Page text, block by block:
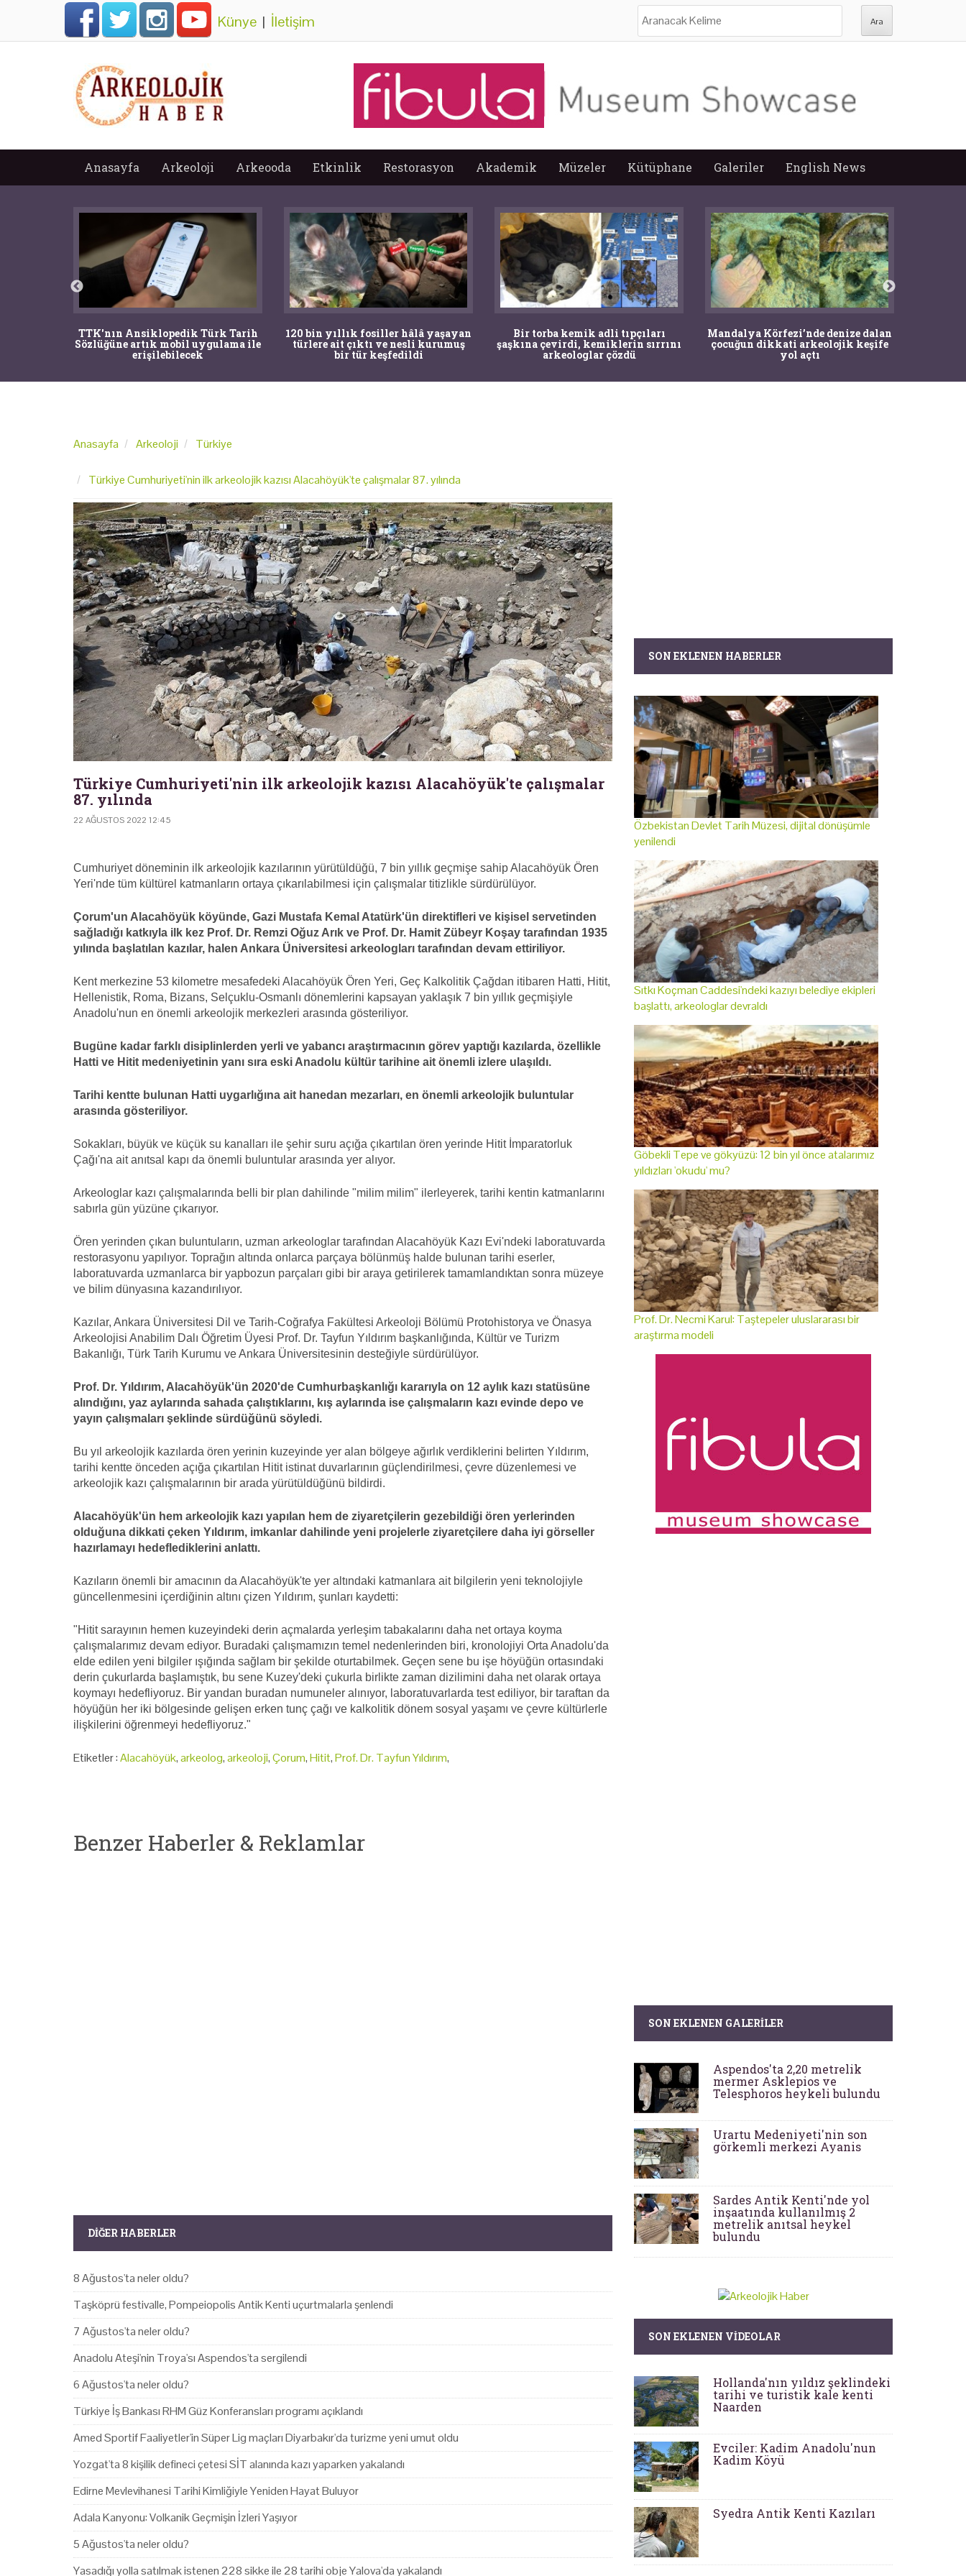
Künye | İletişim
Anasayfa Arkeoloji Arkeooda Etkinlik Restorasyon Akademik Müzeler Kütüphane Galeriler English News
TTK'nın Ansiklopedik Türk Tarih
Sözlüğüne artık mobil uygulama ile
erişilebilecek
120 bin yıllık fosiller hâlâ yaşayan
türlere ait çıktı ve nesli kurumuş
bir tür keşfedildi
Bir torba kemik adli tıpçıları
şaşkına çevirdi, kemiklerin sırrını
arkeologlar çözdü
Mandalya Körfezi’nde denize dalan
çocuğun dikkati arkeolojik keşife
yol açtı
Anasayfa Arkeoloji Türkiye
Türkiye Cumhuriyeti'nin ilk arkeolojik kazısı Alacahöyük'te çalışmalar 87. yılında
Türkiye Cumhuriyeti'nin ilk arkeolojik kazısı Alacahöyük'te çalışmalar
87. yılında
22 AĞUSTOS 2022 12:45
Cumhuriyet döneminin ilk arkeolojik kazılarının yürütüldüğü, 7 bin yıllık geçmişe sahip Alacahöyük Ören
Yeri'nde tüm kültürel katmanların ortaya çıkarılabilmesi için çalışmalar titizlikle sürdürülüyor.
Çorum'un Alacahöyük köyünde, Gazi Mustafa Kemal Atatürk'ün direktifleri ve kişisel servetinden
sağladığı katkıyla ilk kez Prof. Dr. Remzi Oğuz Arık ve Prof. Dr. Hamit Zübeyr Koşay tarafından 1935
yılında başlatılan kazılar, halen Ankara Üniversitesi arkeologları tarafından devam ettiriliyor.
Kent merkezine 53 kilometre mesafedeki Alacahöyük Ören Yeri, Geç Kalkolitik Çağdan itibaren Hatti, Hitit,
Hellenistik, Roma, Bizans, Selçuklu-Osmanlı dönemlerini kapsayan yaklaşık 7 bin yıllık geçmişiyle
Anadolu'nun en önemli arkeolojik merkezleri arasında gösteriliyor.
Bugüne kadar farklı disiplinlerden yerli ve yabancı araştırmacının görev yaptığı kazılarda, özellikle
Hatti ve Hitit medeniyetinin yanı sıra eski Anadolu kültür tarihine ait önemli izlere ulaşıldı.
Tarihi kentte bulunan Hatti uygarlığına ait hanedan mezarları, en önemli arkeolojik buluntular
arasında gösteriliyor.
Sokakları, büyük ve küçük su kanalları ile şehir suru açığa çıkartılan ören yerinde Hitit İmparatorluk
Çağı'na ait anıtsal kapı da önemli buluntular arasında yer alıyor.
Arkeologlar kazı çalışmalarında belli bir plan dahilinde "milim milim" ilerleyerek, tarihi kentin katmanlarını
sabırla gün yüzüne çıkarıyor.
Ören yerinden çıkan buluntuların, uzman arkeologlar tarafından Alacahöyük Kazı Evi'ndeki laboratuvarda
restorasyonu yapılıyor. Toprağın altında onlarca parçaya bölünmüş halde bulunan tarihi eserler,
laboratuvarda uzmanlarca bir yapbozun parçaları gibi bir araya getirilerek tamamlandıktan sonra müzeye
ve bilim dünyasına kazandırılıyor.
Kazılar, Ankara Üniversitesi Dil ve Tarih-Coğrafya Fakültesi Arkeoloji Bölümü Protohistorya ve Önasya
Arkeolojisi Anabilim Dalı Öğretim Üyesi Prof. Dr. Tayfun Yıldırım başkanlığında, Kültür ve Turizm
Bakanlığı, Türk Tarih Kurumu ve Ankara Üniversitesinin desteğiyle sürdürülüyor.
Prof. Dr. Yıldırım, Alacahöyük'ün 2020'de Cumhurbaşkanlığı kararıyla on 12 aylık kazı statüsüne
alındığını, yaz aylarında sahada çalıştıklarını, kış aylarında ise çalışmaların kazı evinde depo ve
yayın çalışmaları şeklinde sürdüğünü söyledi.
Bu yıl arkeolojik kazılarda ören yerinin kuzeyinde yer alan bölgeye ağırlık verdiklerini belirten Yıldırım,
tarihi kentte önceden açığa çıkartılan Hitit istinat duvarlarının güçlendirilmesi, çevre düzenlemesi ve
arkeolojik kazı çalışmalarının bir arada yürütüldüğünü bildirdi.
Alacahöyük'ün hem arkeolojik kazı yapılan hem de ziyaretçilerin gezebildiği ören yerlerinden
olduğuna dikkati çeken Yıldırım, imkanlar dahilinde yeni projelerle ziyaretçilere daha iyi görseller
hazırlamayı hedeflediklerini anlattı.
Kazıların önemli bir amacının da Alacahöyük'te yer altındaki katmanlara ait bilgilerin yeni teknolojiyle
güncellenmesini içerdiğinin altını çizen Yıldırım, şunları kaydetti:
"Hitit sarayının hemen kuzeyindeki derin açmalarda yerleşim tabakalarını daha net ortaya koyma
çalışmalarımız devam ediyor. Buradaki çalışmamızın temel nedenlerinden biri, kronolojiyi Orta Anadolu'da
elde edilen yeni bilgiler ışığında sağlam bir şekilde oturtabilmek. Geçen sene bu işe höyüğün ortasındaki
derin çukurlarda başlamıştık, bu sene Kuzey'deki çukurla birlikte zaman dizilimini daha net olarak ortaya
koymayı hedefliyoruz. Bir yandan buradan numuneler alınıyor, laboratuvarlarda test ediliyor, bir taraftan da
höyüğün her iki bölgesinde gelişen erken tunç çağı ve kalkolitik dönem sosyal yaşamı ve çevre kültürlerle
ilişkilerini öğrenmeyi hedefliyoruz."
Etiketler :Alacahöyük,arkeolog,arkeoloji,Çorum,Hitit,Prof. Dr. Tayfun Yıldırım,
Benzer Haberler & Reklamlar
DIĞER HABERLER
8 Ağustos'ta neler oldu?
Taşköprü festivalle, Pompeiopolis Antik Kenti uçurtmalarla şenlendi
7 Ağustos'ta neler oldu?
Anadolu Ateşi'nin Troya'sı Aspendos'ta sergilendi
6 Ağustos'ta neler oldu?
Türkiye İş Bankası RHM Güz Konferansları programı açıklandı
Amed Sportif Faaliyetler'in Süper Lig maçları Diyarbakır'da turizme yeni umut oldu
Yozgat'ta 8 kişilik defineci çetesi SİT alanında kazı yaparken yakalandı
Edirne Mevlevihanesi Tarihi Kimliğiyle Yeniden Hayat Buluyor
Adala Kanyonu: Volkanik Geçmişin İzleri Yaşıyor
5 Ağustos'ta neler oldu?
Yasadığı yolla satılmak istenen 228 sikke ile 28 tarihi obje Yalova'da yakalandı
SON EKLENEN HABERLER
Özbekistan Devlet Tarih Müzesi, dijital dönüşümle
yenilendi
Sıtkı Koçman Caddesi'ndeki kazıyı belediye ekipleri
başlattı, arkeologlar devraldı
Göbekli Tepe ve gökyüzü: 12 bin yıl önce atalarımız
yıldızları 'okudu' mu?
Prof. Dr. Necmi Karul: Taştepeler uluslararası bir
araştırma modeli
SON EKLENEN GALERILER
Aspendos'ta 2,20 metrelik
mermer Asklepios ve
Telesphoros heykeli bulundu
Urartu Medeniyeti'nin son
görkemli merkezi Ayanis
Sardes Antik Kenti'nde yol
inşaatında kullanılmış 2
metrelik anıtsal heykel
bulundu
SON EKLENEN VIDEOLAR
Hollanda'nın yıldız şeklindeki
tarihi ve turistik kale kenti
Naarden
Evciler: Kadim Anadolu'nun
Kadim Köyü
Syedra Antik Kenti Kazıları